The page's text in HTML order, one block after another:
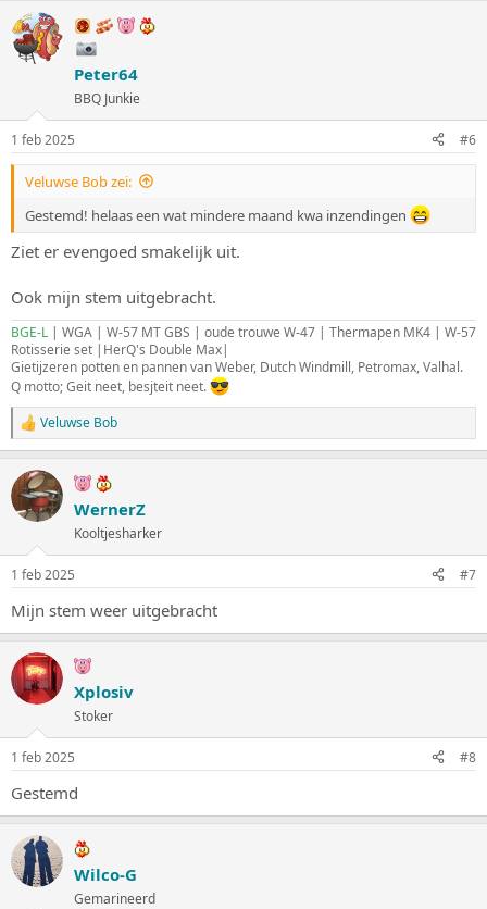
r
d
e
e
n
Peter64
BBQ Junkie
1 feb 2025 #6
Veluwse Bob zei:
Gestemd! helaas een wat mindere maand kwa inzendingen
Ziet er evengoed smakelijk uit.
Ook mijn stem uitgebracht.
BGE-L | WGA | W-57 MT GBS | oude trouwe W-47 | Thermapen MK4 | W-57
Rotisserie set |HerQ's Double Max|
Gietijzeren potten en pannen van Weber, Dutch Windmill, Petromax, Valhal.
Q motto; Geit neet, besjteit neet.
W
a
r
d
e
i
n
g
e
n
:
Veluwse Bob
WernerZ
Kooltjesharker
1 feb 2025 #7
Mijn stem weer uitgebracht
Xplosiv
Stoker
1 feb 2025 #8
Gestemd
Wilco-G
Gemarineerd